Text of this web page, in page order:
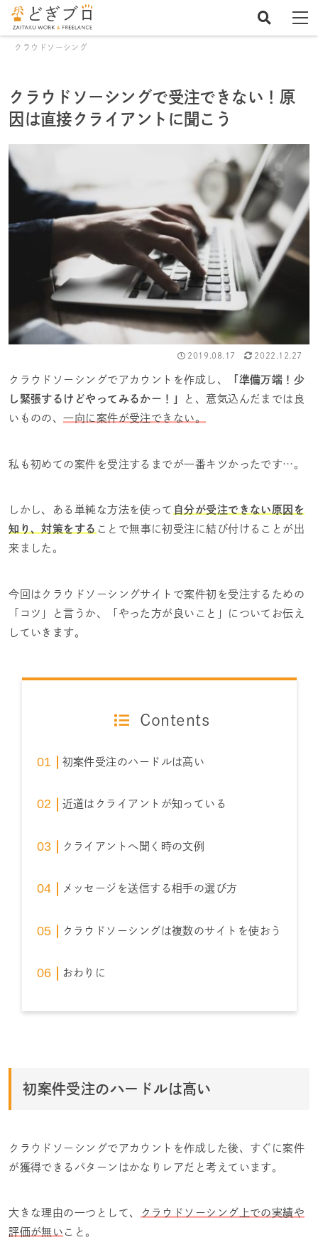
ホーム 在宅フリーランスとして生きる
クラウドソーシング
クラウドソーシングで受注できない！原
因は直接クライアントに聞こう
2019.08.17 2022.12.27
クラウドソーシングでアカウントを作成し、
「準備万端！少
し緊張するけどやってみるかー！」
と、意気込んだまでは良
いものの、一向に案件が受注できない。
私も初めての案件を受注するまでが一番キツかったです…。
しかし、ある単純な方法を使って 自分が受注できない原因を
知り、対策をする ことで無事に初受注に結び付けることが出
来ました。
今回はクラウドソーシングサイトで案件初を受注するための
「コツ」と言うか、「やった方が良いこと」についてお伝え
していきます。
Contents
初案件受注のハードルは高い
近道はクライアントが知っている
クライアントへ聞く時の文例
メッセージを送信する相手の選び方
クラウドソーシングは複数のサイトを使おう
おわりに
初案件受注のハードルは高い
クラウドソーシングでアカウントを作成した後、すぐに案件
が獲得できるパターンはかなりレアだと考えています。
大きな理由の一つとして、
クラウドソーシング上での実績や
評価が無い こと。